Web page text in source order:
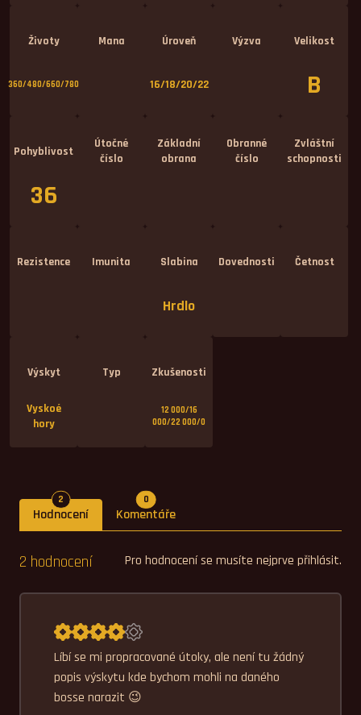
Životy
360/480/660/780
Mana Úroveň
16/18/20/22
Výzva Velikost
B
Pohyblivost
36
Útočné
číslo
Základní
obrana
Obranné
číslo
Zvláštní
schopnosti
Rezistence Imunita Slabina
Hrdlo
Dovednosti Četnost
Výskyt
Vyskoé
hory
Typ Zkušenosti
12 000/16
000/22 000/0
Hodnocení
2 Počet hodnocení
Komentáře
0Počet komentářů
Pro hodnocení se musíte nejprve přihlásit.
2 hodnocení
Průměrné hodnocení 4,0.
Líbí se mi propracované útoky, ale není tu žádný
popis výskytu kde bychom mohli na daného
bosse narazit 😉